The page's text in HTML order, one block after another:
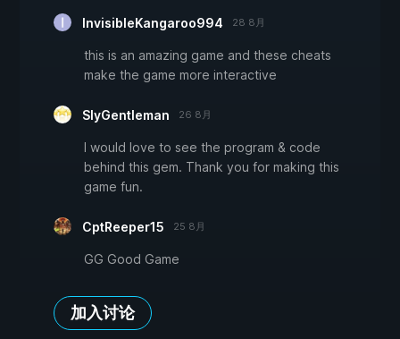
InvisibleKangaroo994 28 8月
this is an amazing game and these cheats
make the game more interactive
SlyGentleman 26 8月
I would love to see the program & code
behind this gem. Thank you for making this
game fun.
CptReeper15 25 8月
GG Good Game
加入讨论